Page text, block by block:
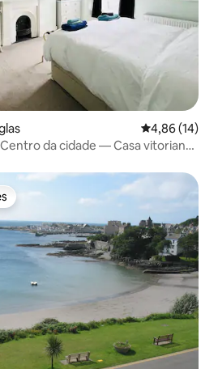
4,86 de uma
4,86 (14)
da cidade — Casa vitoriana